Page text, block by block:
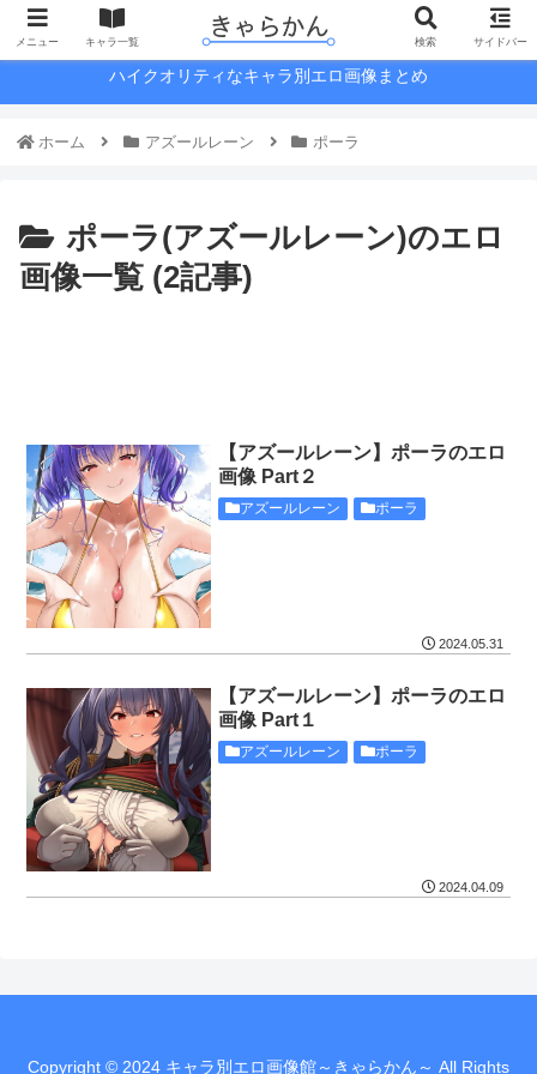
ハイクオリティなキャラ別エロ画像まとめ
ホーム アズールレーン ポーラ
ポーラ(アズールレーン)のエロ
画像一覧 (2記事)
【アズールレーン】ポーラのエロ
画像 Part２
アズールレーン ポーラ
2024.05.31
【アズールレーン】ポーラのエロ
画像 Part１
アズールレーン ポーラ
2024.04.09
Copyright © 2024 キャラ別エロ画像館～きゃらかん～ All Rights
メニュー キャラ一覧 検索 サイドバー